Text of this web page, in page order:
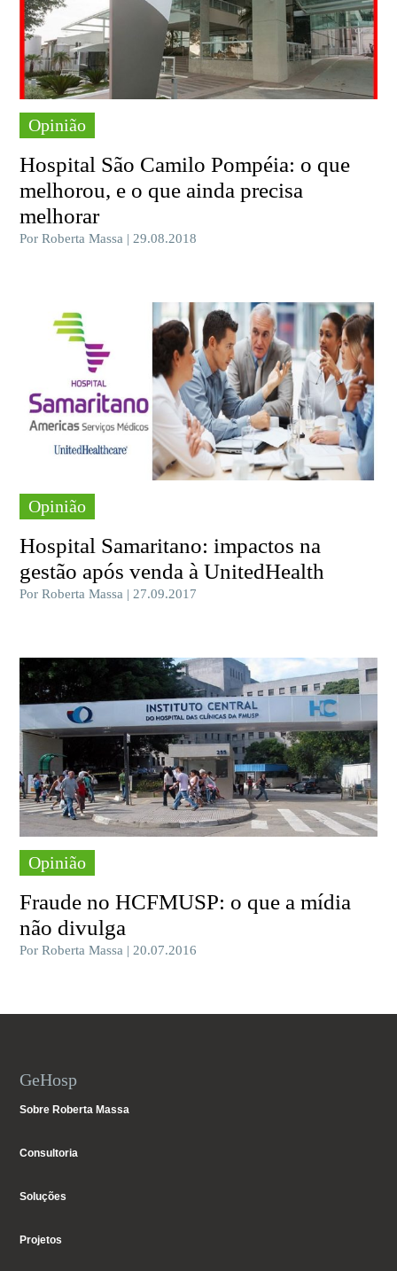
Opinião
Hospital São Camilo Pompéia: o que
melhorou, e o que ainda precisa
melhorar
Por Roberta Massa | 29.08.2018
Opinião
Hospital Samaritano: impactos na
gestão após venda à UnitedHealth
Por Roberta Massa | 27.09.2017
Opinião
Fraude no HCFMUSP: o que a mídia
não divulga
Por Roberta Massa | 20.07.2016
GeHosp
Sobre Roberta Massa
Consultoria
Soluções
Projetos